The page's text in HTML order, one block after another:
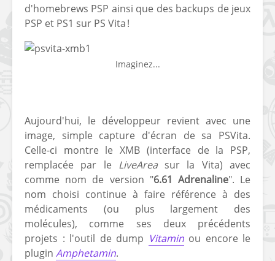
d'homebrews PSP ainsi que des backups de jeux
PSP et PS1 sur PS Vita !
Imaginez...
Aujourd'hui, le développeur revient avec une
image, simple capture d'écran de sa PSVita.
Celle-ci montre le XMB (interface de la PSP,
remplacée par le LiveAreasur la Vita) avec
comme nom de version "6.61 Adrenaline". Le
nom choisi continue à faire référence à des
médicaments (ou plus largement des
molécules), comme ses deux précédents
projets : l'outil de dump Vitaminou encore le
plugin Amphetamin.